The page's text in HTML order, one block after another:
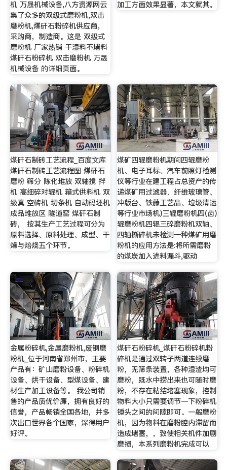
机 万晟机械设备,八方资源网云
集了众多的双级式磨粉机,双击
磨粉机,煤矸石粉碎机供应商，
采购商，制造商。这是 双级式
磨粉机 厂家热销 干湿料不堵料
煤矸石粉碎机 双击磨粉机 万晟
机械设备 的详细页面。
加工方面效果显著，本文就其。
煤矸石制砖工艺流程_百度文库
煤矸石制砖工艺流程图 煤矸石
磨粉 筛分 陈化堆放 双轴搅 拌
机 高细碎对辊机 箱式供料机 双
级真 空砖机 切条机 自动码坯机
成品堆放区 隧道窑 煤矸石制
砖， 按其生产工艺过程可分为
原料选择、原料处理、成型、干
燥与焙烧五个环节。
煤矿四辊磨粉机期间四辊磨粉
机、电子耳标、汽车前照灯检测
仪等行业在建工程占总资产的传
递煤矿用过滤器、纤维玻璃管、
冲版台、铁藤工艺品、垃圾清运
等行业市场机)三辊磨粉机四(齿)
辊磨粉机四辊三碎磨粉机双轴、
四轴撕碎机未检测一种煤矿用磨
粉机的应用方法是:将所需磨粉
的煤炭加入进料漏斗,驱动
金属粉碎机,金属磨粉机,废钢磨
粉机_位于河南省郑州市，主要
产品有：矿山磨粉设备、粉碎机
设备、烘干设备、型煤设备、建
材生产加工设备等。 我公司销
售的产品质优价廉，拥有良好的
信誉，产品畅销全国各地，并多
次出口世界各个国家，深得用户
好评。
煤矸石粉碎机_煤矸石粉碎机粉
碎机是通过双转子两道连续磨
粉，无筛条装置，各种湿渣均可
磨粉，既水中捞出来也可随时磨
粉，不存在粘结堵塞现象，控制
物料大小只需要调节一下粉碎机
锤头之间的间隙即可。一般磨粉
机，因为物料在磨粉腔内滞留而
造成堵塞，，致使相关机件加剧
磨损，本系列磨粉机完成可以